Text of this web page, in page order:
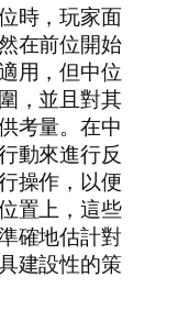
時，玩家面
在前位開始
用，但中位
，並且對其
考量。在中
動來進行反
操作，以便
置上，這些
確地估計對
建設性的策